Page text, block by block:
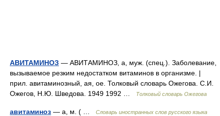
АВИТАМИНОЗ — АВИТАМИНОЗ, а, муж. (спец.). Заболевание,
вызываемое резким недостатком витаминов в организме. |
прил. авитаминозный, ая, ое. Толковый словарь Ожегова. С.И.
Ожегов, Н.Ю. Шведова. 1949 1992 …
Толковый словарь Ожегова
авитаминоз — а, м. ( … Словарь иностранных слов русского языка